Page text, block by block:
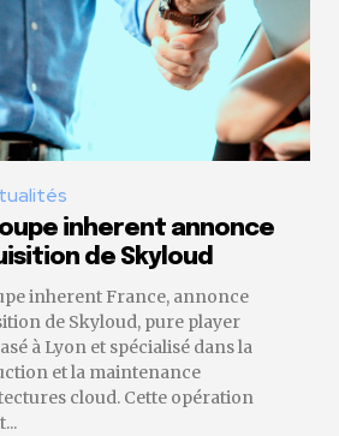
inherent annonce
de Skyloud
inherent France, annonce
de Skyloud, pure player
à Lyon et spécialisé dans la
et la maintenance
cloud. Cette opération